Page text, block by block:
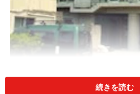
続きを読む